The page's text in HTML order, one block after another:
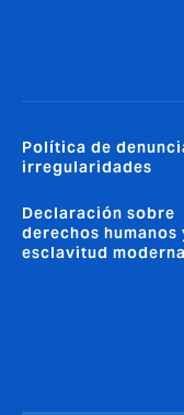
Política de
irregularidades
Declaración sobre
derechos humanos
esclavitud moderna